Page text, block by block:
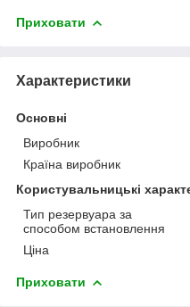
Приховати
Характеристики
Основні
Виробник
Країна виробник
Користувальницькі
Тип резервуара за
способом встановлення
Ціна
Приховати